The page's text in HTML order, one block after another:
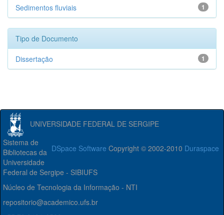
1
Sedimentos fluviais
Tipo de Documento
1
Dissertação
UNIVERSIDADE FEDERAL DE SERGIPE
DSpace Software Copyright © 2002-2010 Duraspace
Sistema de
Bibliotecas da
Universidade
Federal de Sergipe - SIBIUFS
Núcleo de Tecnologia da Informação - NTI
repositorio@academico.ufs.br